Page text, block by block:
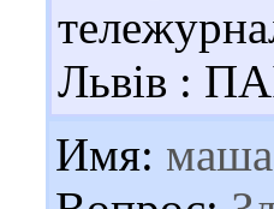
Львів :
Имя: маша